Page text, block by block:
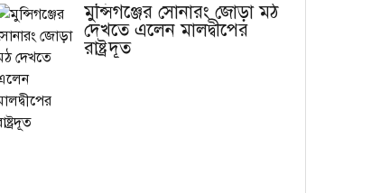
মুন্সিগঞ্জের সোনারং জোড়া মঠ
দেখতে এলেন মালদ্বীপের
রাষ্ট্রদূত